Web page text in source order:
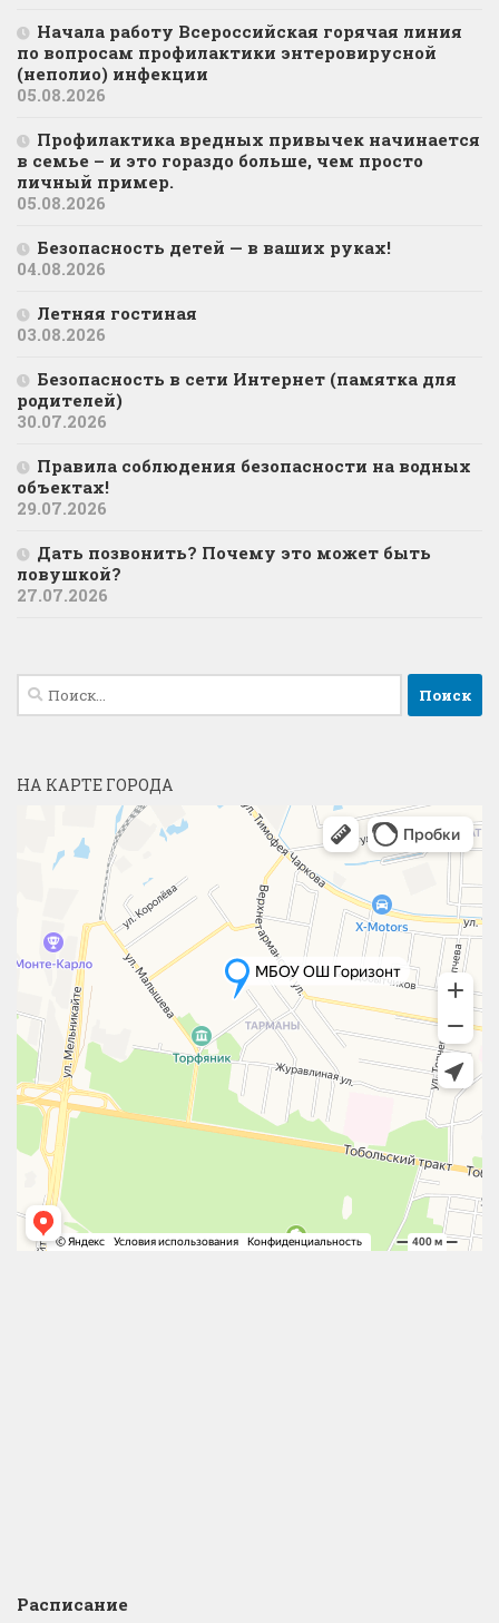
Начала работу Всероссийская горячая линия
по вопросам профилактики энтеровирусной
(неполио) инфекции
05.08.2026
Профилактика вредных привычек начинается
в семье – и это гораздо больше, чем просто
личный пример.
05.08.2026
Безопасность детей — в ваших руках!
04.08.2026
Летняя гостиная
03.08.2026
Безопасность в сети Интернет (памятка для
родителей)
30.07.2026
Правила соблюдения безопасности на водных
объектах!
29.07.2026
Дать позвонить? Почему это может быть
ловушкой?
27.07.2026
Найти:
НА КАРТЕ ГОРОДА
Расписание